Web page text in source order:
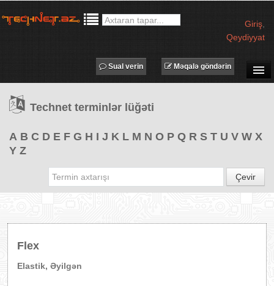
Giriş
Qeydiyyat
TƏDBİRLƏR
PROQRAMLAR
Məqalə göndərin
Sual verin
Technet terminlər lüğəti
A B C D E F G H I J K L M N O P Q R S T U V W X
Y Z
Çevir
Flex
Elastik, Əyilgən